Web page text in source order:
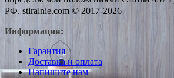
РФ. stiralnie.com © 2017-2026
Информация:
Гарантия
Доставка и оплата
Напишите нам